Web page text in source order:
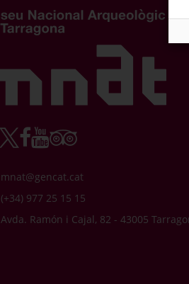
mnat@gencat.cat
(+34) 977 25 15 15
Avda. Ramón i Cajal, 82 - 43005